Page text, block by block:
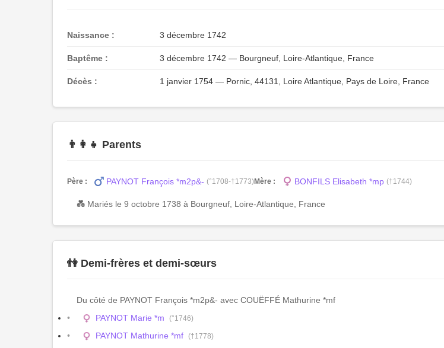
Naissance : 3 décembre 1742
Baptême : 3 décembre 1742 — Bourgneuf, Loire-Atlantique, France
Décès : 1 janvier 1754 — Pornic, 44131, Loire Atlantique, Pays de Loire, France
👨‍👩‍👧 Parents
Père : PAYNOT François *m2p&- (°1708-†1773)Mère : BONFILS Elisabeth *mp (†1744)
💑 Mariés le 9 octobre 1738 à Bourgneuf, Loire-Atlantique, France
👫 Demi-frères et demi-sœurs
Du côté de PAYNOT François *m2p&- avec COUËFFÉ Mathurine *mf
PAYNOT Marie *m
(°1746)
PAYNOT Mathurine *mf (†1778)